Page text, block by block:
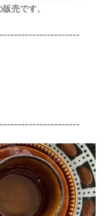
売です。